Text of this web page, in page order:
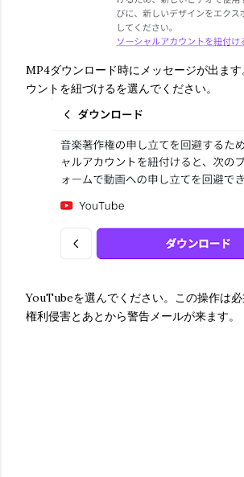
MP4ダウンロード時にメッセージが出ま
ウントを紐づけるを選んでください。
YouTubeを選んでください。この操作は
権利侵害とあとから警告メールが来ます。